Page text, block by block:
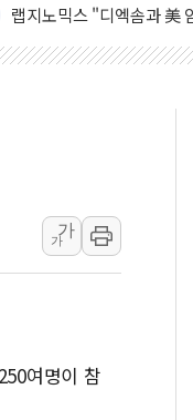
보로노이, 폐암 치료제
푸본현대생명, 육군 3군단
벼랑 끝 선 '동전주' 무더
네이버 클립, 시청 만으로
서울 재건축·재개발 정상
[인사] 공정거래위원회
카카오, 2026년 임금협약
가
가
여명이 참